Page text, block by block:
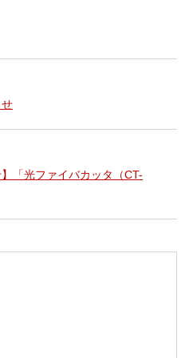
「光ファイバカッタ（CT-